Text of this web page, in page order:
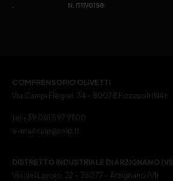
. N. IT17/0158
COMPRENSORIO OLIVETTI
Via Campi Flegrei, 34 – 80078 Pozzuoli (NA)
tel +39 081 597 91 00
e-mail ssip@ssip.it
DISTRETTO INDUSTRIALE DI ARZIGNANO (VI)
Via del Lavoro, 22 – 36077 – Arzignano (VI)